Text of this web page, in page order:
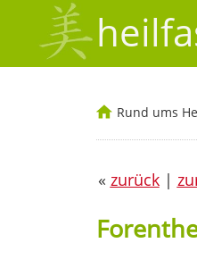
Rund ums
« zurück|